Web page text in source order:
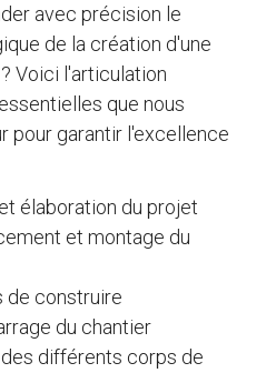
avec précision le
de la création d'une
Voici l'articulation
que nous
pour garantir l'excellence
élaboration du projet
et montage du
de construire
du chantier
différents corps de